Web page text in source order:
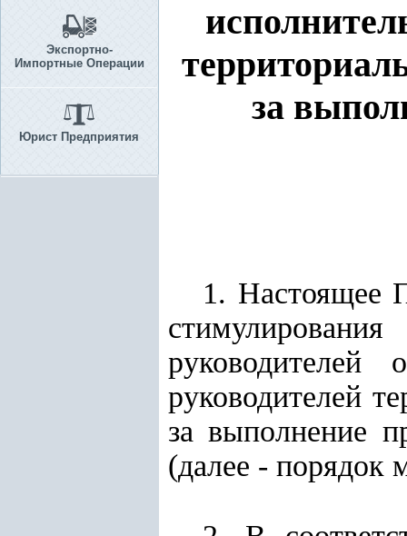
Экспортно-
Импортные Операции
Юрист Предприятия
за
1. Настоящее
руководителей
за выполнение
(далее - порядок